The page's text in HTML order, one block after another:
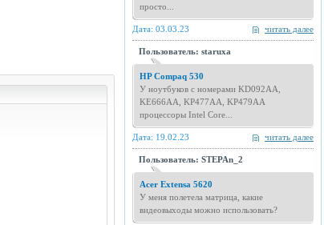
просто...
читать далее
Дата: 03.03.23
Пользователь: staruxa
HP Compaq 530
У ноутбуков с номерами KD092AA,
KE666AA, KP477AA, KP479AA
процессоры Intel Core...
читать далее
Дата: 19.02.23
Пользователь: STEPAn_2
Acer Extensa 5620
У меня полетела матрица, какие
видеовыходы можно использовать?